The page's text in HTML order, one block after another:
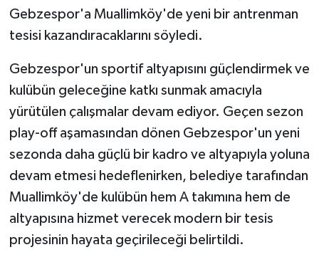
Gebzespor'a Muallimköy'de yeni bir antrenman
tesisi kazandıracaklarını söyledi.
Gebzespor'un sportif altyapısını güçlendirmek ve
kulübün geleceğine katkı sunmak amacıyla
yürütülen çalışmalar devam ediyor. Geçen sezon
play-off aşamasından dönen Gebzespor'un yeni
sezonda daha güçlü bir kadro ve altyapıyla yoluna
devam etmesi hedeflenirken, belediye tarafından
Muallimköy'de kulübün hem A takımına hem de
altyapısına hizmet verecek modern bir tesis
projesinin hayata geçirileceği belirtildi.
GENEL
GÜNDEM
Güvenlik
HABERDE İNSAN
İNSAN
İş Dünyası
Jandarma